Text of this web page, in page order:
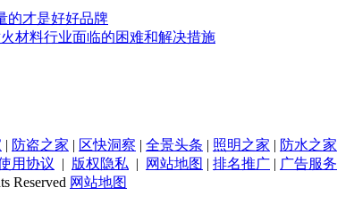
的才是好好品牌
材料行业面临的困难和解决措施
| 防盗之家 | 区快洞察 | 全景头条 | 照明之家 | 防水之家
用协议 | 版权隐私 | 网站地图 | 排名推广 | 广告服务
Reserved 网站地图